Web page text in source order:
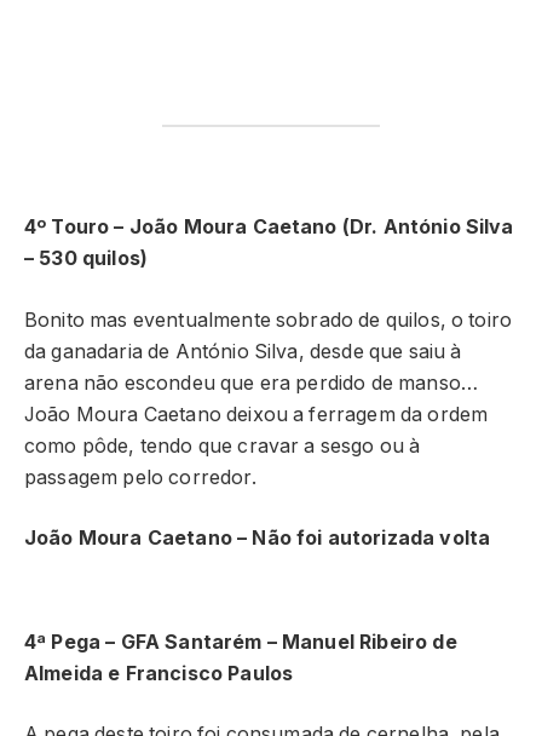
4º Touro – João Moura Caetano (Dr. António Silva
– 530 quilos)
Bonito mas eventualmente sobrado de quilos, o toiro
da ganadaria de António Silva, desde que saiu à
arena não escondeu que era perdido de manso…
João Moura Caetano deixou a ferragem da ordem
como pôde, tendo que cravar a sesgo ou à
passagem pelo corredor.
João Moura Caetano – Não foi autorizada volta
4ª Pega – GFA Santarém – Manuel Ribeiro de
Almeida e Francisco Paulos